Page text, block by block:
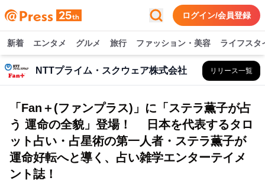
ログイン/会員登録
新着 エンタメ グルメ 旅行 ファッション・美容 ライフスタ
NTTプライム・スクウェア株式会社 リリース一覧
「Fan＋(ファンプラス)」に「ステラ薫子が占
う 運命の全貌」登場！ 日本を代表するタロ
ット占い・占星術の第一人者・ステラ薫子が
運命好転へと導く、占い雑学エンターテイメ
ント誌！